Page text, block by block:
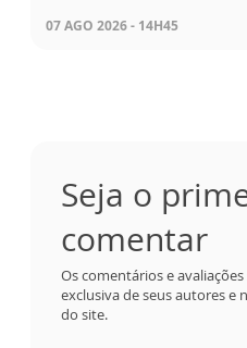
07 AGO 2026 - 14H45
Seja o
comentar
Os comentários e
exclusiva de seus autores e
do site.